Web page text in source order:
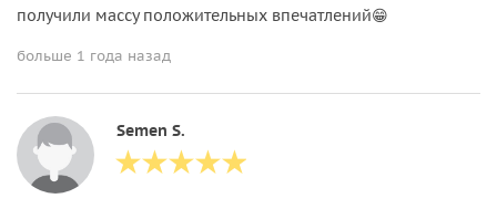
получили массу положительных впечатлений😁
больше 1 года назад
Semen S.